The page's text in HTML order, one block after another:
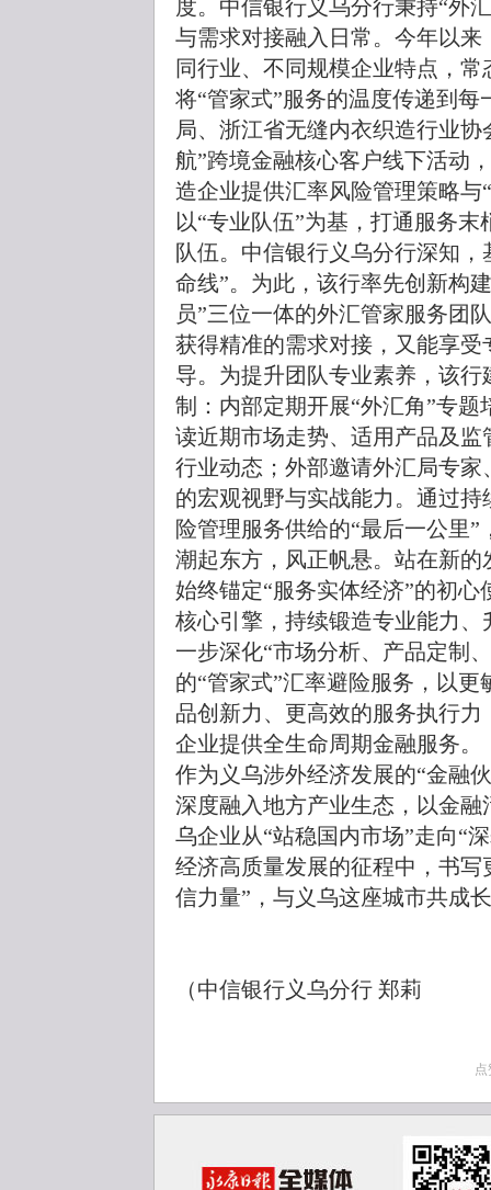
度。中信银行义乌分行秉持“外
与需求对接融入日常。今年以
同行业、不同规模企业特点，
将“管家式”服务的温度传递到
局、浙江省无缝内衣织造行业
航”跨境金融核心客户线下活动
造企业提供汇率风险管理策略与
以“专业队伍”为基，打通服务
队伍。中信银行义乌分行深知
命线”。为此，该行率先创新构
员”三位一体的外汇管家服务团
获得精准的需求对接，又能享
导。为提升团队专业素养，该行
制：内部定期开展“外汇角”专
读近期市场走势、适用产品及
行业动态；外部邀请外汇局专
的宏观视野与实战能力。通过
险管理服务供给的“最后一公里
潮起东方，风正帆悬。站在新
始终锚定“服务实体经济”的初心
核心引擎，持续锻造专业能力
一步深化“市场分析、产品定制
的“管家式”汇率避险服务，以
品创新力、更高效的服务执行
企业提供全生命周期金融服务。
作为义乌涉外经济发展的“金融
深度融入地方产业生态，以金
乌企业从“站稳国内市场”走向“
经济高质量发展的征程中，书写
信力量”，与义乌这座城市共成
（中信银行义乌分行 郑莉
点